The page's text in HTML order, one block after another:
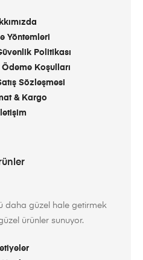
Yöntemleri
Politikası
Ödeme Koşulları
Sözleşmesi
& Kargo
İletişim
daha güzel hale getirmek
ürünler sunuyor.